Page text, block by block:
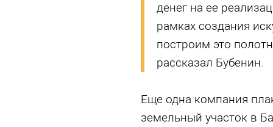
денег на ее
рамках создания
построим это
рассказал Бубенин.
Еще одна компания
земельный участок в